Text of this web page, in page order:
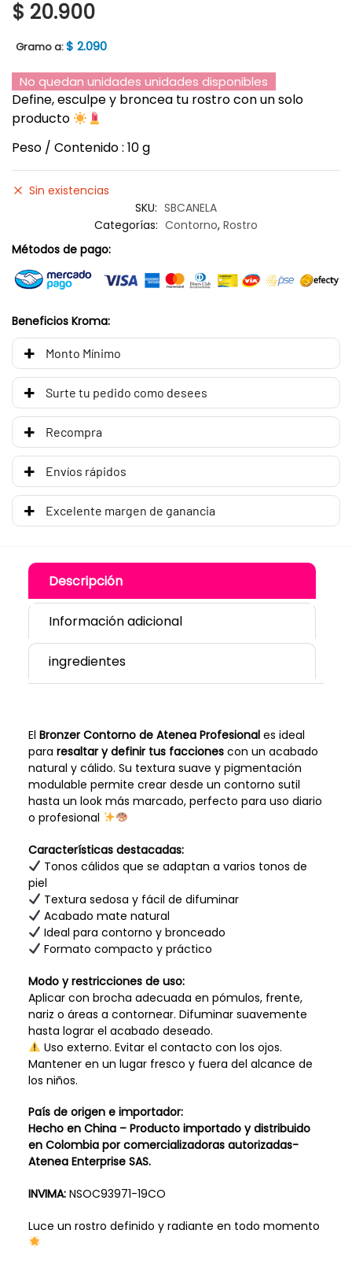
$ 20.900
Gramo a:$ 2.090
No quedan unidades unidades disponibles
Define, esculpe y broncea tu rostro con un solo
producto
Peso / Contenido : 10 g
Sin existencias
SKU: SBCANELA
Categorías: Contorno, Rostro
Métodos de pago:
Beneficios Kroma:
Monto Mínimo
Surte tu pedido como desees
Recompra
Envíos rápidos
Excelente margen de ganancia
Descripción
Información adicional
ingredientes
El Bronzer Contorno de Atenea Profesionales ideal
para resaltar y definir tus faccionescon un acabado
natural y cálido. Su textura suave y pigmentación
modulable permite crear desde un contorno sutil
hasta un look más marcado, perfecto para uso diario
o profesional
Características destacadas:
Tonos cálidos que se adaptan a varios tonos de
piel
Textura sedosa y fácil de difuminar
Acabado mate natural
Ideal para contorno y bronceado
Formato compacto y práctico
Modo y restricciones de uso:
Aplicar con brocha adecuada en pómulos, frente,
nariz o áreas a contornear. Difuminar suavemente
hasta lograr el acabado deseado.
Uso externo. Evitar el contacto con los ojos.
Mantener en un lugar fresco y fuera del alcance de
los niños.
País de origen e importador:
Hecho en China – Producto importado y distribuido
en Colombia por comercializadoras autorizadas-
Atenea Enterprise SAS.
INVIMA:NSOC93971-19CO
Luce un rostro definido y radiante en todo momento